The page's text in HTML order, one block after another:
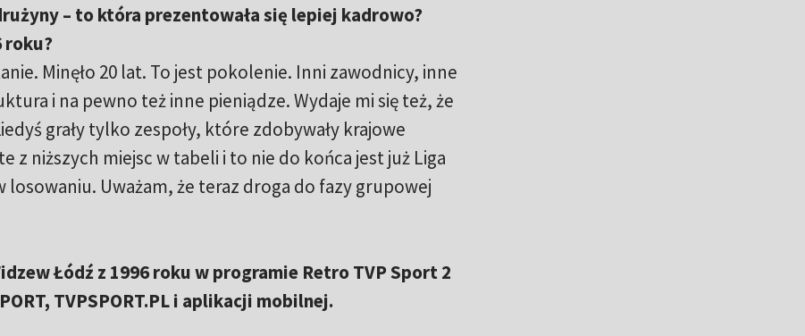
– to która prezentowała się lepiej kadrowo?
roku?
Minęło 20 lat. To jest pokolenie. Inni zawodnicy, inne
i na pewno też inne pieniądze. Wydaje mi się też, że
grały tylko zespoły, które zdobywały krajowe
z niższych miejsc w tabeli i to nie do końca jest już Liga
losowaniu. Uważam, że teraz droga do fazy grupowej
Łódź z 1996 roku w programie Retro TVP Sport 2
TVPSPORT.PL i aplikacji mobilnej.